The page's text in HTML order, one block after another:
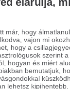
és
számára okoz
férfiak körében is.
rendelkezésre, de a
talán kevésbé ismert,
diszkrét és hatékony